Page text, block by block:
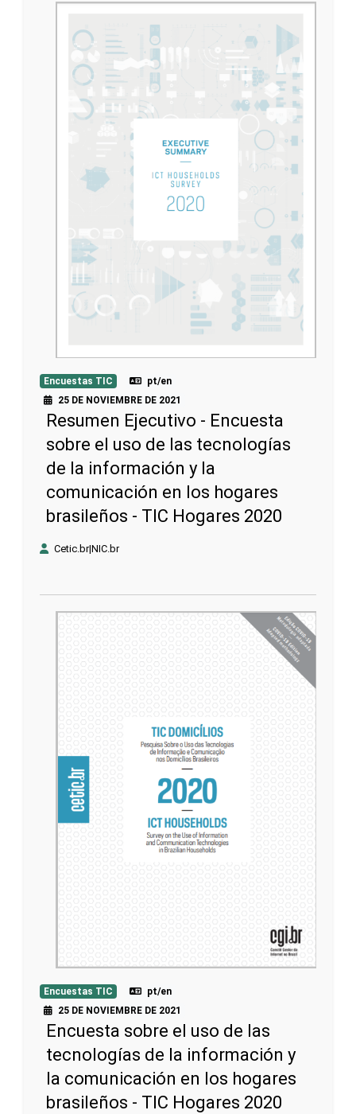
Encuestas TIC
pt/en
25 DE NOVIEMBRE DE 2021
Resumen Ejecutivo - Encuesta
sobre el uso de las tecnologías
de la información y la
comunicación en los hogares
brasileños - TIC Hogares 2020
Cetic.br|NIC.br
Encuestas TIC
pt/en
25 DE NOVIEMBRE DE 2021
Encuesta sobre el uso de las
tecnologías de la información y
la comunicación en los hogares
brasileños - TIC Hogares 2020